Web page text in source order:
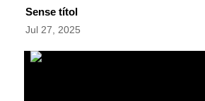
Sense títol
Jul 27, 2025